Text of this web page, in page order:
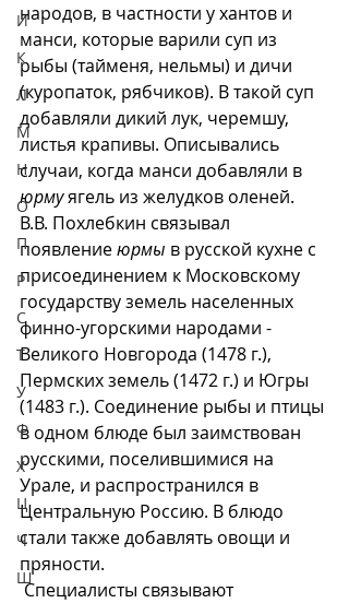
И
К
Л
М
Н
О
П
Р
С
Т
У
Ф
Х
Ц
Ч
Ш
народов, в частности у хантов и
манси, которые варили суп из
рыбы (тайменя, нельмы) и дичи
(куропаток, рябчиков). В такой суп
добавляли дикий лук, черемшу,
листья крапивы. Описывались
случаи, когда манси добавляли в
юрму ягель из желудков оленей.
В.В. Похлебкин связывал
появление юрмы в русской кухне с
присоединением к Московскому
государству земель населенных
финно-угорскими народами -
Великого Новгорода (1478 г.),
Пермских земель (1472 г.) и Югры
(1483 г.). Соединение рыбы и птицы
в одном блюде был заимствован
русскими, поселившимися на
Урале, и распространился в
Центральную Россию. В блюдо
стали также добавлять овощи и
пряности.
Специалисты связывают